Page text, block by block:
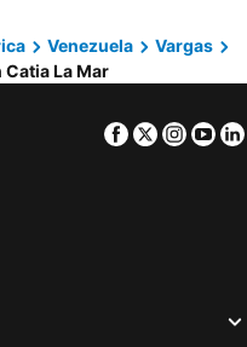
Venezuela
Vargas
Catia La Mar
Facebook
Twitter